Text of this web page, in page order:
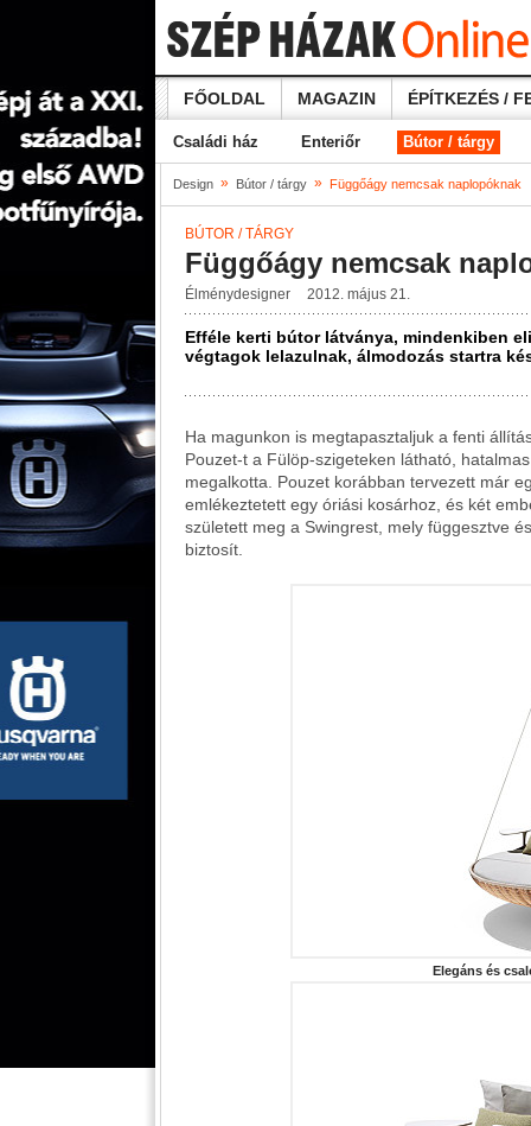
FŐOLDAL MAGAZIN ÉPÍTKEZÉS /
Családi ház Enteriőr Bútor / tárgy
Design » Bútor / tárgy » Függőágy nemcsak naplopóknak
BÚTOR / TÁRGY
Függőágy nemcsak
Élménydesigner 2012. május 21.
Efféle kerti bútor látványa, mindenkiben
végtagok lelazulnak, álmodozás startra
Ha magunkon is megtapasztaljuk a fenti
Pouzet-t a Fülöp-szigeteken látható,
megalkotta. Pouzet korábban tervezett már
emlékeztetett egy óriási kosárhoz, és két
született meg a Swingrest, mely függesztve
biztosít.
Elegáns és